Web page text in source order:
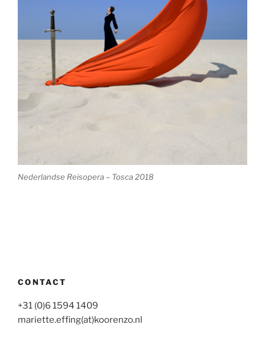
Nederlandse Reisopera – Tosca 2018
CONTACT
+31 (0)6 1594 1409
mariette.effing(at)koorenzo.nl